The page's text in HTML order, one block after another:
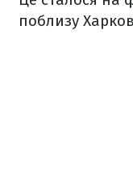
поблизу